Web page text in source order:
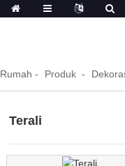
Rumah Produk
Terali